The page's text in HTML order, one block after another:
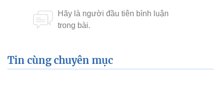
Tin cùng chuyên mục